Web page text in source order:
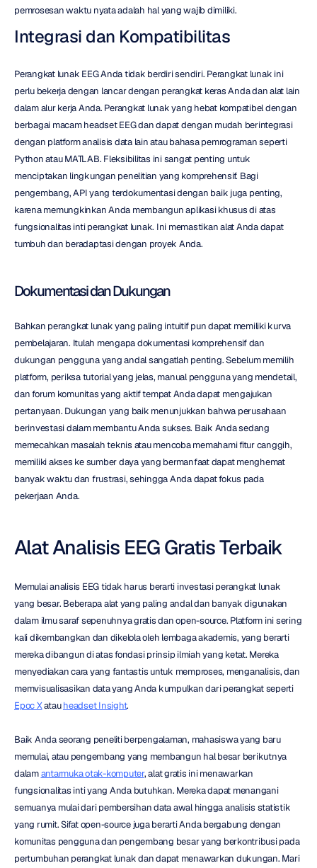
pemrosesan waktu nyata adalah hal yang wajib dimiliki.
Integrasi dan Kompatibilitas
Perangkat lunak EEG Anda tidak berdiri sendiri. Perangkat lunak ini
perlu bekerja dengan lancar dengan perangkat keras Anda dan alat lain
dalam alur kerja Anda. Perangkat lunak yang hebat kompatibel dengan
berbagai macam headset EEG dan dapat dengan mudah berintegrasi
dengan platform analisis data lain atau bahasa pemrograman seperti
Python atau MATLAB. Fleksibilitas ini sangat penting untuk
menciptakan lingkungan penelitian yang komprehensif. Bagi
pengembang, API yang terdokumentasi dengan baik juga penting,
karena memungkinkan Anda membangun aplikasi khusus di atas
fungsionalitas inti perangkat lunak. Ini memastikan alat Anda dapat
tumbuh dan beradaptasi dengan proyek Anda.
Dokumentasi dan Dukungan
Bahkan perangkat lunak yang paling intuitif pun dapat memiliki kurva
pembelajaran. Itulah mengapa dokumentasi komprehensif dan
dukungan pengguna yang andal sangatlah penting. Sebelum memilih
platform, periksa tutorial yang jelas, manual pengguna yang mendetail,
dan forum komunitas yang aktif tempat Anda dapat mengajukan
pertanyaan. Dukungan yang baik menunjukkan bahwa perusahaan
berinvestasi dalam membantu Anda sukses. Baik Anda sedang
memecahkan masalah teknis atau mencoba memahami fitur canggih,
memiliki akses ke sumber daya yang bermanfaat dapat menghemat
banyak waktu dan frustrasi, sehingga Anda dapat fokus pada
pekerjaan Anda.
Alat Analisis EEG Gratis Terbaik
Memulai analisis EEG tidak harus berarti investasi perangkat lunak
yang besar. Beberapa alat yang paling andal dan banyak digunakan
dalam ilmu saraf sepenuhnya gratis dan open-source. Platform ini sering
kali dikembangkan dan dikelola oleh lembaga akademis, yang berarti
mereka dibangun di atas fondasi prinsip ilmiah yang ketat. Mereka
menyediakan cara yang fantastis untuk memproses, menganalisis, dan
memvisualisasikan data yang Anda kumpulkan dari perangkat seperti
Epoc X atau headset Insight.
Baik Anda seorang peneliti berpengalaman, mahasiswa yang baru
memulai, atau pengembang yang membangun hal besar berikutnya
dalam antarmuka otak-komputer, alat gratis ini menawarkan
fungsionalitas inti yang Anda butuhkan. Mereka dapat menangani
semuanya mulai dari pembersihan data awal hingga analisis statistik
yang rumit. Sifat open-source juga berarti Anda bergabung dengan
komunitas pengguna dan pengembang besar yang berkontribusi pada
pertumbuhan perangkat lunak dan dapat menawarkan dukungan. Mari